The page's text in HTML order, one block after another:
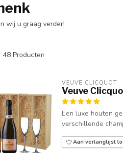
wij u graag verder!
48 Producten
VEUVE CLICQUOT
Veuve
Een luxe houten
verschillende
Aan verlanglijst